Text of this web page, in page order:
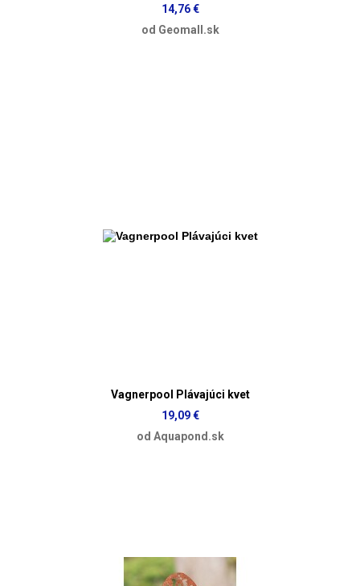
14,76 €
od Geomall.sk
Vagnerpool Plávajúci kvet
19,09 €
od Aquapond.sk